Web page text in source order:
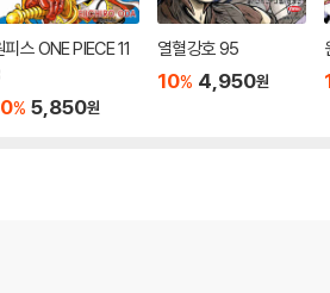
피스 ONE PIECE 11
% 5,850원
열혈강호 95
10% 4,950원